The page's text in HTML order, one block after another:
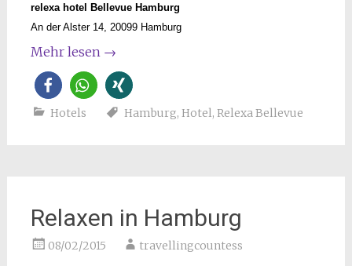
relexa hotel Bellevue Hamburg
An der Alster 14, 20099 Hamburg
Mehr lesen →
Hotels Hamburg, Hotel, Relexa Bellevue
Relaxen in Hamburg
08/02/2015 travellingcountess